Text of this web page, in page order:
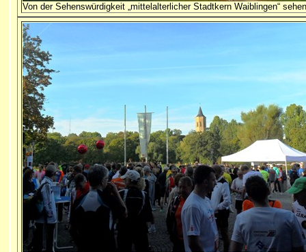
Von der Sehenswürdigkeit „mittelalterlicher Stadtkern Waiblingen“